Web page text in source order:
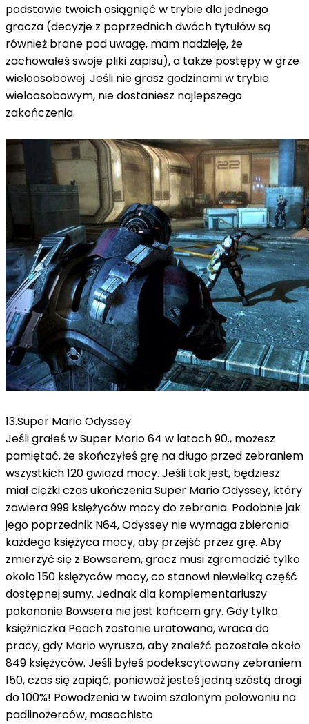
podstawie twoich osiągnięć w trybie dla jednego
gracza (decyzje z poprzednich dwóch tytułów są
również brane pod uwagę, mam nadzieję, że
zachowałeś swoje pliki zapisu), a także postępy w grze
wieloosobowej. Jeśli nie grasz godzinami w trybie
wieloosobowym, nie dostaniesz najlepszego
zakończenia.
13.Super Mario Odyssey:
Jeśli grałeś w Super Mario 64 w latach 90., możesz
pamiętać, że skończyłeś grę na długo przed zebraniem
wszystkich 120 gwiazd mocy. Jeśli tak jest, będziesz
miał ciężki czas ukończenia Super Mario Odyssey, który
zawiera 999 księżyców mocy do zebrania. Podobnie jak
jego poprzednik N64, Odyssey nie wymaga zbierania
każdego księżyca mocy, aby przejść przez grę. Aby
zmierzyć się z Bowserem, gracz musi zgromadzić tylko
około 150 księżyców mocy, co stanowi niewielką część
dostępnej sumy. Jednak dla komplementariuszy
pokonanie Bowsera nie jest końcem gry. Gdy tylko
księżniczka Peach zostanie uratowana, wraca do
pracy, gdy Mario wyrusza, aby znaleźć pozostałe około
849 księżyców. Jeśli byłeś podekscytowany zebraniem
150, czas się zapiąć, ponieważ jesteś jedną szóstą drogi
do 100%! Powodzenia w twoim szalonym polowaniu na
padlinożerców, masochisto.